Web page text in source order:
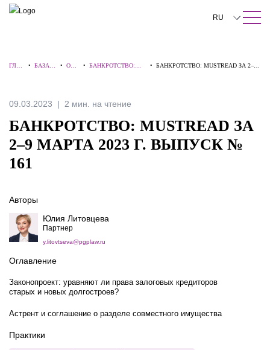
ПОИСК ПО САЙТУ Закрыть
RU
中文
Italiano
ГЛА
• БАЗА
•ОБЗ
•БАНКРОТСТВО:
•БАНКРОТСТВО: MUSTREAD ЗА 2–9
09.03.2023 2 мин. на чтение
БАНКРОТСТВО: MUSTREAD ЗА
2–9 МАРТА 2023 Г. ВЫПУСК №
161
Авторы
Юлия Литовцева
Партнер
y.litovtseva@pgplaw.ru
Оглавление
Законопроект: уравняют ли права залоговых кредиторов
старых и новых долгостроев?
Астрент и соглашение о разделе совместного имущества
Практики